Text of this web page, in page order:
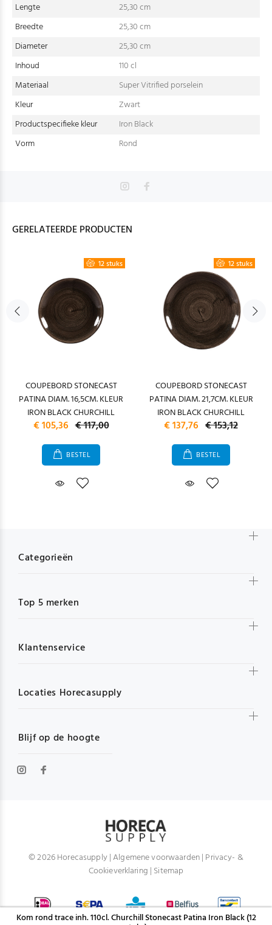
Lengte
25,30 cm
Breedte
25,30 cm
Diameter
25,30 cm
Inhoud
110 cl
Materiaal
Super Vitrified porselein
Kleur
Zwart
Productspecifieke kleur
Iron Black
Vorm
Rond
GERELATEERDE PRODUCTEN
12 stuks
COUPEBORD STONECAST
PATINA DIAM. 16,5CM. KLEUR
IRON BLACK CHURCHILL
€ 105,36 € 117,00
BESTEL
12 stuks
COUPEBORD STONECAST
PATINA DIAM. 21,7CM. KLEUR
IRON BLACK CHURCHILL
€ 137,76 € 153,12
BESTEL
Kom rond trace inh. 110cl. Churchill Stonecast Patina Iron Black (12
Blijf op de hoogte
Categorieën
Top 5 merken
Klantenservice
Locaties Horecasupply
© 2026 Horecasupply |Algemene voorwaarden| Privacy- &
Cookieverklaring | Sitemap